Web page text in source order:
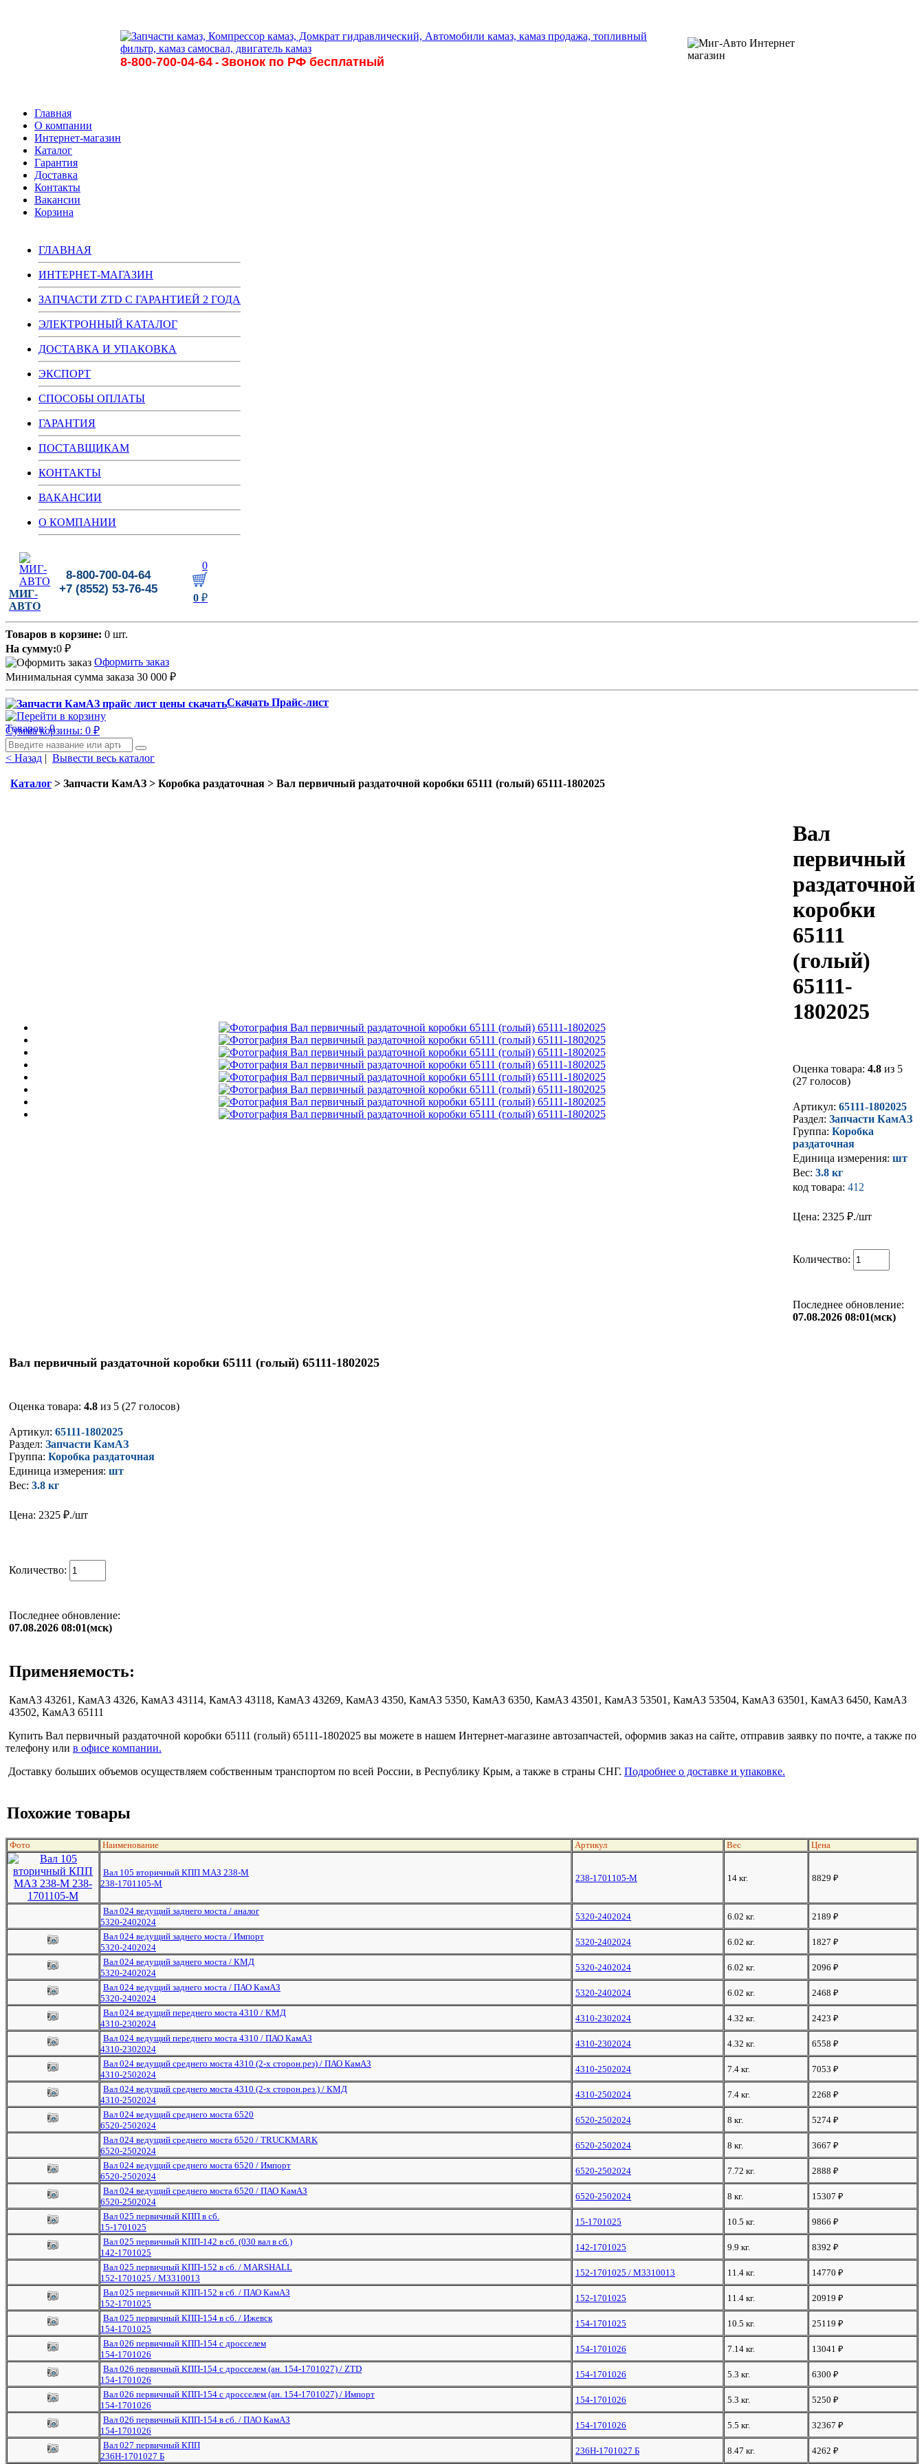
8-800-700-04-64 - Звонок по РФ бесплатный
Главная
О компании
Интернет-магазин
Каталог
Гарантия
Доставка
Контакты
Вакансии
Корзина
ГЛАВНАЯ
ИНТЕРНЕТ-МАГАЗИН
ЗАПЧАСТИ ZTD С ГАРАНТИЕЙ 2 ГОДА
ЭЛЕКТРОННЫЙ КАТАЛОГ
ДОСТАВКА И УПАКОВКА
ЭКСПОРТ
СПОСОБЫ ОПЛАТЫ
ГАРАНТИЯ
ПОСТАВЩИКАМ
КОНТАКТЫ
ВАКАНСИИ
О КОМПАНИИ
МИГ-
АВТО
8-800-700-04-64
+7 (8552) 53-76-45
0
0 ₽
Товаров в корзине: 0 шт.
На сумму:0 ₽
Оформить заказ
Минимальная сумма заказа 30 000 ₽
Скачать Прайс-лист
Товаров: 0
Сумма корзины: 0 ₽
< Назад | Вывести весь каталог
Каталог > Запчасти КамАЗ > Коробка раздаточная > Вал первичный раздаточной коробки 65111 (голый) 65111-1802025
Вал
первичный
раздаточной
коробки
65111
(голый)
65111-
1802025
Оценка товара: 4.8 из 5
(27 голосов)
Артикул: 65111-1802025
Раздел: Запчасти КамАЗ
Группа: Коробка
раздаточная
Единица измерения: шт
Вес: 3.8 кг
код товара: 412
Цена: 2325 ₽./шт
Количество:
Последнее обновление:
07.08.2026 08:01(мск)
Вал первичный раздаточной коробки 65111 (голый) 65111-1802025
Оценка товара: 4.8 из 5 (27 голосов)
Артикул: 65111-1802025
Раздел: Запчасти КамАЗ
Группа: Коробка раздаточная
Единица измерения: шт
Вес: 3.8 кг
Цена: 2325 ₽./шт
Количество:
Последнее обновление:
07.08.2026 08:01(мск)
Применяемость:
КамАЗ 43261, КамАЗ 4326, КамАЗ 43114, КамАЗ 43118, КамАЗ 43269, КамАЗ 4350, КамАЗ 5350, КамАЗ 6350, КамАЗ 43501, КамАЗ 53501, КамАЗ 53504, КамАЗ 63501, КамАЗ 6450, КамАЗ
43502, КамАЗ 65111
Купить Вал первичный раздаточной коробки 65111 (голый) 65111-1802025 вы можете в нашем Интернет-магазине автозапчастей, оформив заказ на сайте, отправив заявку по почте, а также по
телефону или в офисе компании.
Доставку больших объемов осуществляем собственным транспортом по всей России, в Республику Крым, а также в страны СНГ. Подробнее о доставке и упаковке.
Похожие товары
Фото Наименование Артикул Вес Цена
Вал 105 вторичный КПП МАЗ 238-М
238-1701105-М
238-1701105-М 14 кг. 8829 ₽
Вал 024 ведущий заднего моста / аналог
5320-2402024
5320-2402024 6.02 кг. 2189 ₽
Вал 024 ведущий заднего моста / Импорт
5320-2402024
5320-2402024 6.02 кг. 1827 ₽
Вал 024 ведущий заднего моста / КМД
5320-2402024
5320-2402024 6.02 кг. 2096 ₽
Вал 024 ведущий заднего моста / ПАО КамАЗ
5320-2402024
5320-2402024 6.02 кг. 2468 ₽
Вал 024 ведущий переднего моста 4310 / КМД
4310-2302024
4310-2302024 4.32 кг. 2423 ₽
Вал 024 ведущий переднего моста 4310 / ПАО КамАЗ
4310-2302024
4310-2302024 4.32 кг. 6558 ₽
Вал 024 ведущий среднего моста 4310 (2-х сторон.рез) / ПАО КамАЗ
4310-2502024
4310-2502024 7.4 кг. 7053 ₽
Вал 024 ведущий среднего моста 4310 (2-х сторон.рез.) / КМД
4310-2502024
4310-2502024 7.4 кг. 2268 ₽
Вал 024 ведущий среднего моста 6520
6520-2502024
6520-2502024 8 кг. 5274 ₽
Вал 024 ведущий среднего моста 6520 / TRUCKMARK
6520-2502024
6520-2502024 8 кг. 3667 ₽
Вал 024 ведущий среднего моста 6520 / Импорт
6520-2502024
6520-2502024 7.72 кг. 2888 ₽
Вал 024 ведущий среднего моста 6520 / ПАО КамАЗ
6520-2502024
6520-2502024 8 кг. 15307 ₽
Вал 025 первичный КПП в сб.
15-1701025
15-1701025 10.5 кг. 9866 ₽
Вал 025 первичный КПП-142 в сб. (030 вал в сб.)
142-1701025
142-1701025 9.9 кг. 8392 ₽
Вал 025 первичный КПП-152 в сб. / MARSHALL
152-1701025 / M3310013
152-1701025 / M3310013 11.4 кг. 14770 ₽
Вал 025 первичный КПП-152 в сб. / ПАО КамАЗ
152-1701025
152-1701025 11.4 кг. 20919 ₽
Вал 025 первичный КПП-154 в сб. / Ижевск
154-1701025
154-1701025 10.5 кг. 25119 ₽
Вал 026 первичный КПП-154 с дросселем
154-1701026
154-1701026 7.14 кг. 13041 ₽
Вал 026 первичный КПП-154 с дросселем (ан. 154-1701027) / ZTD
154-1701026
154-1701026 5.3 кг. 6300 ₽
Вал 026 первичный КПП-154 с дросселем (ан. 154-1701027) / Импорт
154-1701026
154-1701026 5.3 кг. 5250 ₽
Вал 026 первичный КПП-154 в сб. / ПАО КамАЗ
154-1701026
154-1701026 5.5 кг. 32367 ₽
Вал 027 первичный КПП
236Н-1701027 Б
236Н-1701027 Б 8.47 кг. 4262 ₽